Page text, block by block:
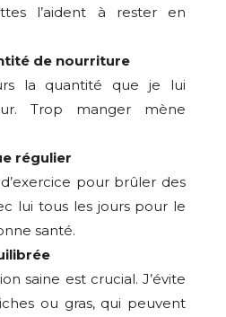
l’aident à rester en
de nourriture
la quantité que je lui
Trop manger mène
régulier
pour brûler des
lui tous les jours pour le
santé.
saine est crucial. J’évite
ou gras, qui peuvent